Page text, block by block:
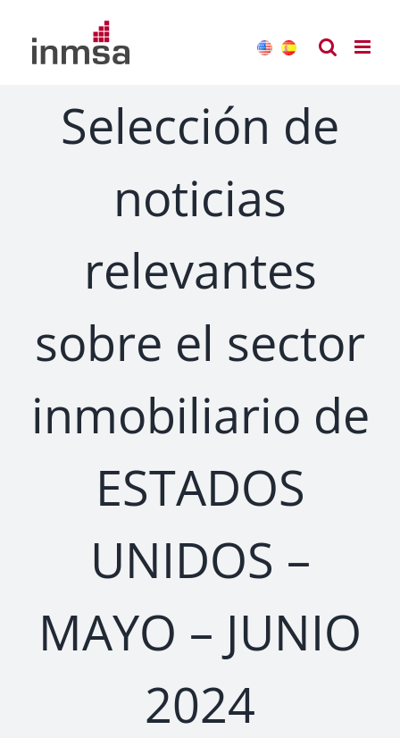
contenido
Selección de
noticias
relevantes
sobre el sector
inmobiliario de
ESTADOS
UNIDOS –
MAYO – JUNIO
2024